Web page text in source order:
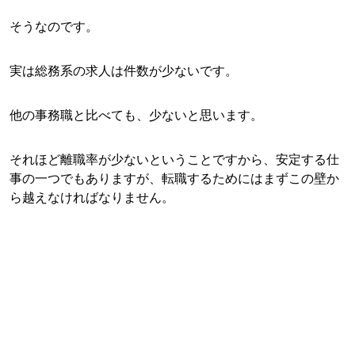
そうなのです。
実は総務系の求人は件数が少ないです。
他の事務職と比べても、少ないと思います。
それほど離職率が少ないということですから、安定する仕
事の一つでもありますが、転職するためにはまずこの壁か
ら越えなければなりません。